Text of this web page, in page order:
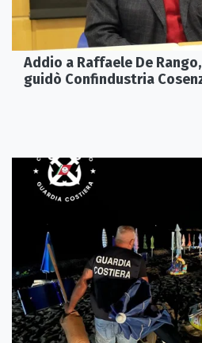
Addio a Raffaele De
guidò Confindustria